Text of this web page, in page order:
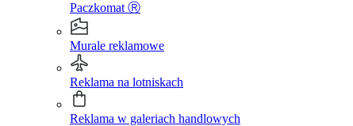
Paczkomat Ⓡ
Murale reklamowe
Reklama na lotniskach
Reklama w galeriach handlowych